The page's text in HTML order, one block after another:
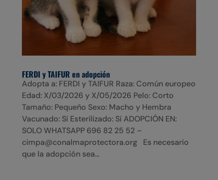
FERDI y TAIFUR en adopción
Adopta a: FERDI y TAIFUR Raza: Común europeo
Edad: X/03/2026 y X/05/2026 Pelo: Corto
Tamaño: Pequeño Sexo: Macho y Hembra
Vacunado: Sí Esterilizado: Sí ADOPCIÓN EN:
SOLO WHATSAPP 696 82 25 52 –
cimpa@conalmaprotectora.org Es necesario
que la adopción sea...